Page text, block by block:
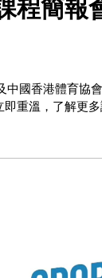
程簡報
國香港體育協
重溫，了解更